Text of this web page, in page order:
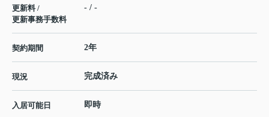
更新料 /
更新事務手数料
- / -
契約期間 2年
現況 完成済み
入居可能日 即時